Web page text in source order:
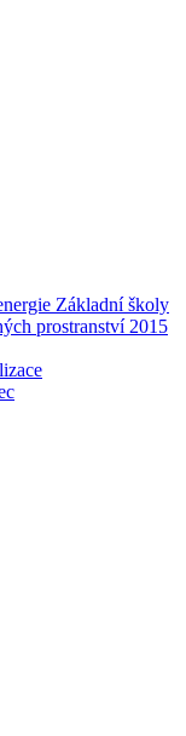
Základní školy
prostranství 2015